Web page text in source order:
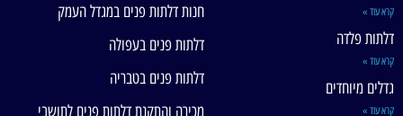
קרא עוד »
דלתות פלדה
קרא עוד »
גדלים מיוחדים
קרא עוד »
חנות דלתות פנים במגדל העמק
דלתות פנים בעפולה
דלתות פנים בטבריה
מכירה והתקנת דלתות פנים לתושבי